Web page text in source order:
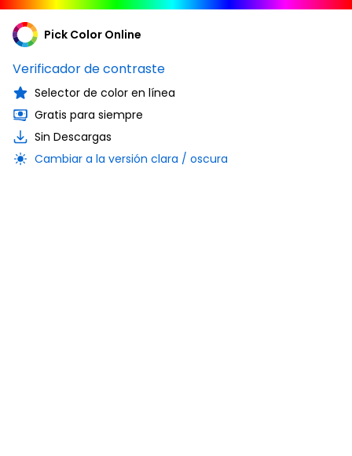
Pick Color Online
Verificador de contraste
Selector de color en línea
Gratis para siempre
Sin Descargas
Cambiar a la versión clara / oscura